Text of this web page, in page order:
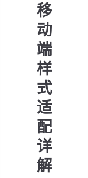
移
动
端
样
式
适
配
详
解